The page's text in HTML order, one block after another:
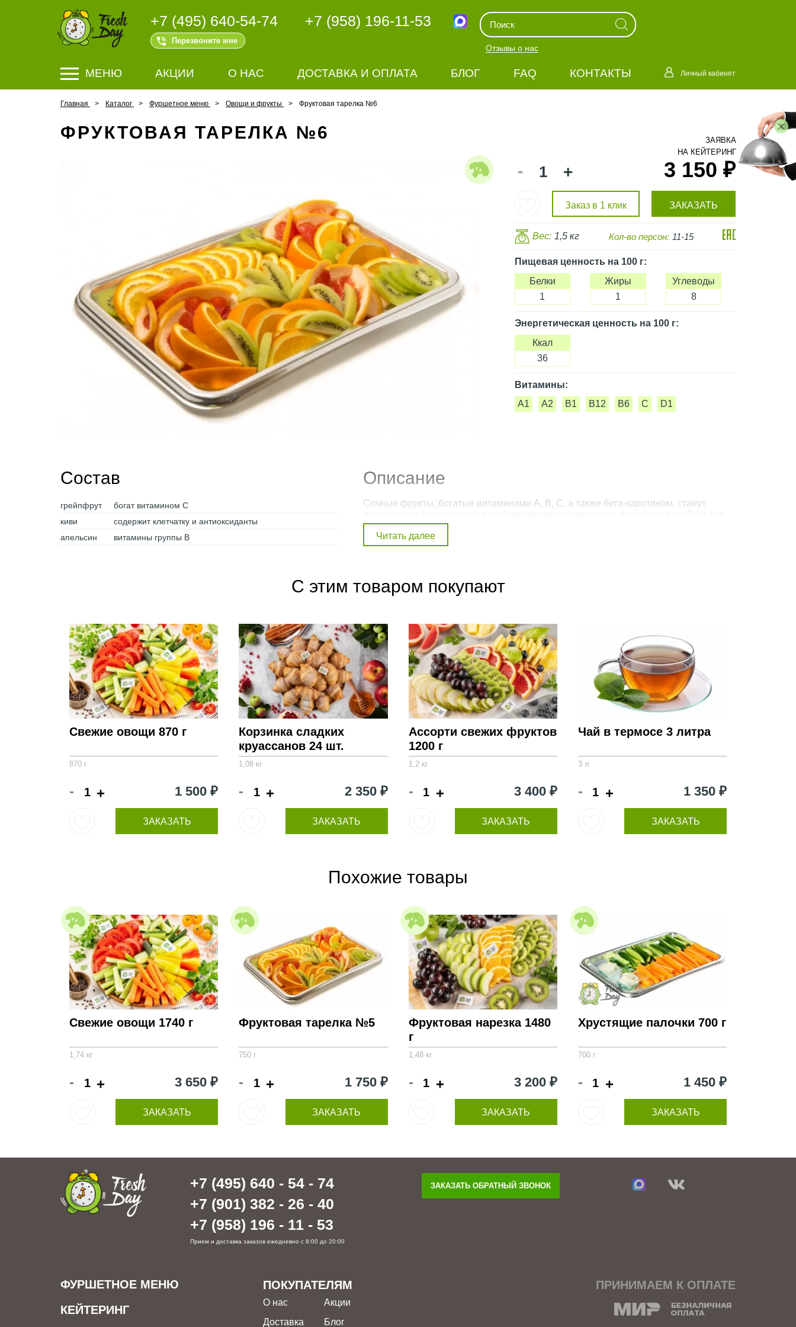
+7 (495) 640-54-74
Перезвоните мне
+7 (958) 196-11-53
Отзывы о нас
МЕНЮ АКЦИИ О НАС ДОСТАВКА И ОПЛАТА БЛОГ FAQ КОНТАКТЫ Личный кабинет
Главная Каталог Фуршетное меню Овощи и фрукты Фруктовая тарелка №6
ФРУКТОВАЯ ТАРЕЛКА №6
- + 3 150 ₽
Заказ в 1 клик ЗАКАЗАТЬ
Вес: 1,5 кг Кол-во персон: 11-15
Пищевая ценностьна 100 г:
Белки
1
Жиры
1
Углеводы
8
Энергетическая ценностьна 100 г:
Ккал
36
Витамины:
A1
A2 B1 B12 B6 C D1
Состав
грейпфрут
богат витамином С
киви
содержит клетчатку и антиоксиданты
апельсин
витамины группы B
Описание
Сочные фрукты, богатые витаминами А, B, C, а также бета-каротином, станут
вегетарианской вечеринки.
Внимание! Фото товара на сайте может отличаться от реального набора. Просим обратить внимание на
С этим товаром покупают
Свежие овощи 870 г
870 г
- + 1 500 ₽
ЗАКАЗАТЬ
Корзинка сладких
круассанов 24 шт.
1,08 кг
- + 2 350 ₽
ЗАКАЗАТЬ
Ассорти свежих фруктов
1200 г
1,2 кг
- + 3 400 ₽
ЗАКАЗАТЬ
Чай в термосе 3 литра
3 л
- + 1 350 ₽
ЗАКАЗАТЬ
Похожие товары
Свежие овощи 1740 г
1,74 кг
- + 3 650 ₽
ЗАКАЗАТЬ
Фруктовая тарелка №5
750 г
- + 1 750 ₽
ЗАКАЗАТЬ
Фруктовая нарезка 1480
г
1,48 кг
- + 3 200 ₽
ЗАКАЗАТЬ
Хрустящие палочки 700 г
700 г
- + 1 450 ₽
ЗАКАЗАТЬ
+7 (495) 640 - 54 - 74
+7 (901) 382 - 26 - 40
+7 (958) 196 - 11 - 53
Прием и доставка заказов ежедневно с 8:00 до 20:00
ЗАКАЗАТЬ ОБРАТНЫЙ ЗВОНОК
ФУРШЕТНОЕ МЕНЮ
КЕЙТЕРИНГ
ПОКУПАТЕЛЯМ
О нас
Доставка
Акции
Блог
ПРИНИМАЕМ К ОПЛАТЕ
ЗАЯВКА
НА КЕЙТЕРИНГ